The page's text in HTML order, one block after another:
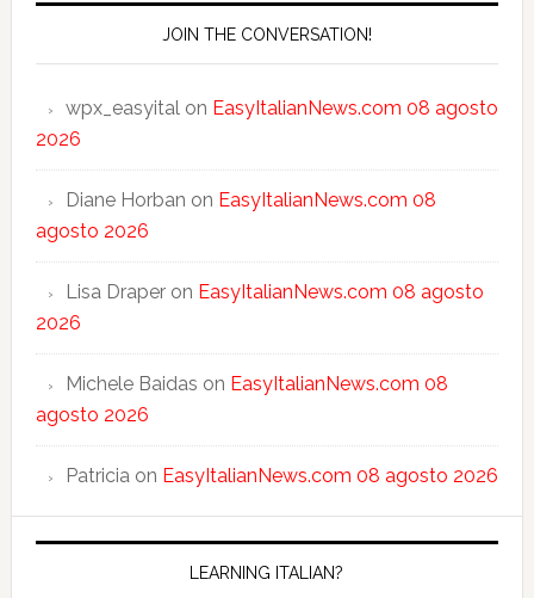
JOIN THE CONVERSATION!
wpx_easyitalon EasyItalianNews.com 08 agosto
2026
Diane Horban on EasyItalianNews.com 08
agosto 2026
Lisa Draperon EasyItalianNews.com 08 agosto
2026
Michele Baidas on EasyItalianNews.com 08
agosto 2026
Patriciaon EasyItalianNews.com 08 agosto 2026
LEARNING ITALIAN?